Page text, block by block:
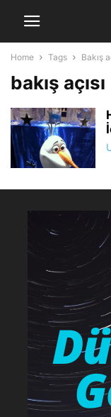
Home Tags Bakış
bakış açısı